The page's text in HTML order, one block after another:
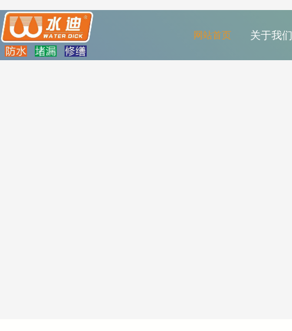
网站首页 关于我们